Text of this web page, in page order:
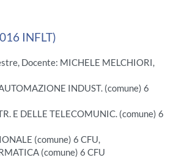
INFLT)
Docente: MICHELE MELCHIORI,
INDUST. (comune) 6
E DELLE TELECOMUNIC. (comune) 6
(comune) 6 CFU,
(comune) 6 CFU